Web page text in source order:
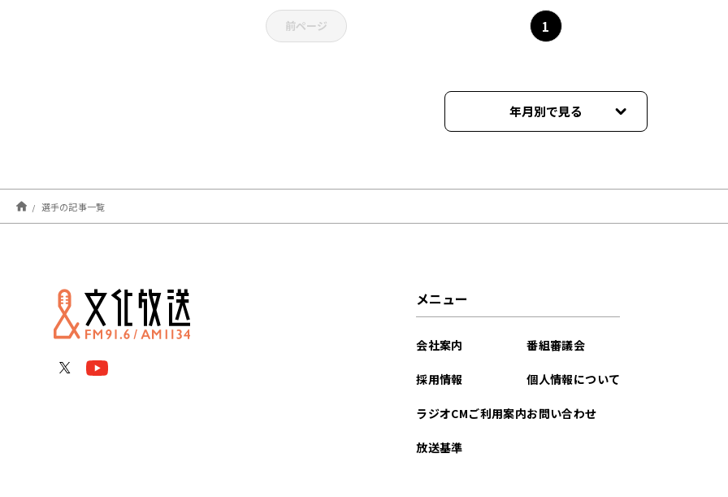
前ページ 1
年月別で見る
2021年12月
選手の記事一覧
メニュー
会社案内
採用情報
ラジオCMご利用案内
放送基準
番組審議会
個人情報について
お問い合わせ